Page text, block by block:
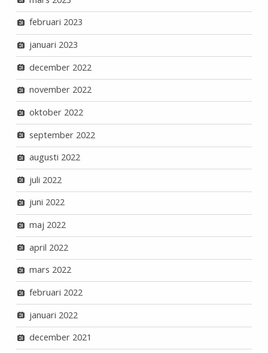
februari 2023
januari 2023
december 2022
november 2022
oktober 2022
september 2022
augusti 2022
juli 2022
juni 2022
maj 2022
april 2022
mars 2022
februari 2022
januari 2022
december 2021